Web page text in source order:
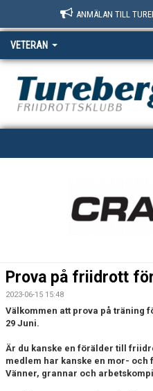
ANMÄLAN TILL
VETERAN
DOKUMENT
KONTAKT
Prova på friidrott
2023-06-15 15:48
Välkommen att prova på träning
29 Juni.
Är du kanske en förälder till
medlem har kanske en mor-
Vänner, grannar och